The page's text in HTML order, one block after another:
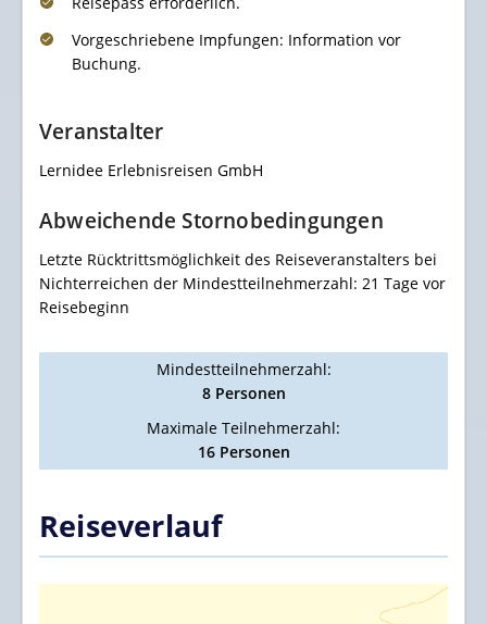
Vorgeschriebene Impfungen: Information vor
Buchung.
Veranstalter
Lernidee Erlebnisreisen GmbH
Abweichende Stornobedingungen
Letzte Rücktrittsmöglichkeit des Reiseveranstalters bei
Nichterreichen der Mindestteilnehmerzahl: 21 Tage vor
Reisebeginn
Mindestteilnehmerzahl:
8 Personen
Maximale Teilnehmerzahl:
16 Personen
Reiseverlauf